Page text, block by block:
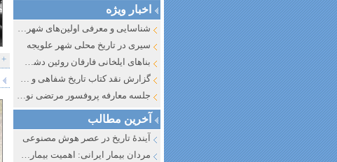
اخبار ویژه
شناسایی و معرفی اولین‌های شهر مشهد
سیری در تاریخ محلی شهر علویجه
بناهای ایلخانی فارفان روئین دشت اصفهان
گزارش نقد کتاب تاریخ شفاهی و جایگاه آن در تاریخ نگاری معاصر ایران ۱۳۸۵-۱۳۵۸
جلسه معارفه پروفسور مرتضی نورائی در دپارتمان شرق‌شناسی دانشگاه صوفیا، بلغارستان
آخرین مطالب
آیندهٔ تاریخ در عصر هوش مصنوعی
مردان بیمار ایرانی: اهمیت بیماری به عنوان عاملی در تفسیر تاریخ سیاسی ایران جدید
+